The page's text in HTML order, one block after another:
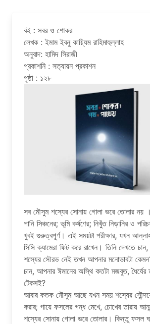
বই : সবর ও শোকর
লেখক : ইমাম ইবনু কায়্যিম রাহিমাহুল্লাহ
অনুবাদ: হামিদ সিরাজী
প্রকাশনি : সত্যায়ন প্রকাশন
পৃষ্ঠা : ১২৮
সব মৌসুম শস্যের সোনায় গোলা ভরে তোলার
পানি সিঞ্চনের; ভূমি কর্ষণের; নিখুঁত নিড়ানির ও
খুবই গুরুত্বপূর্ণ। এই সময়টা পরীক্ষার, যখন
সিসি ক্যামেরা ফিট করে রাখেন। তিনি দেখতে
শস্যের সৌরভ নেই তখন আপনার মনোভাবটা
চান, আপনার ঈমানের অস্থি কতটা মজবুত,
টেকসই?
আবার কতক মৌসুম আছে যখন সময় শস্যের
করার; গায়ে ফসলের গন্ধ মেখে, চোখের তারায়
শস্যের সোনায় গোলা ভরে তোলার। কিন্তু ফসল